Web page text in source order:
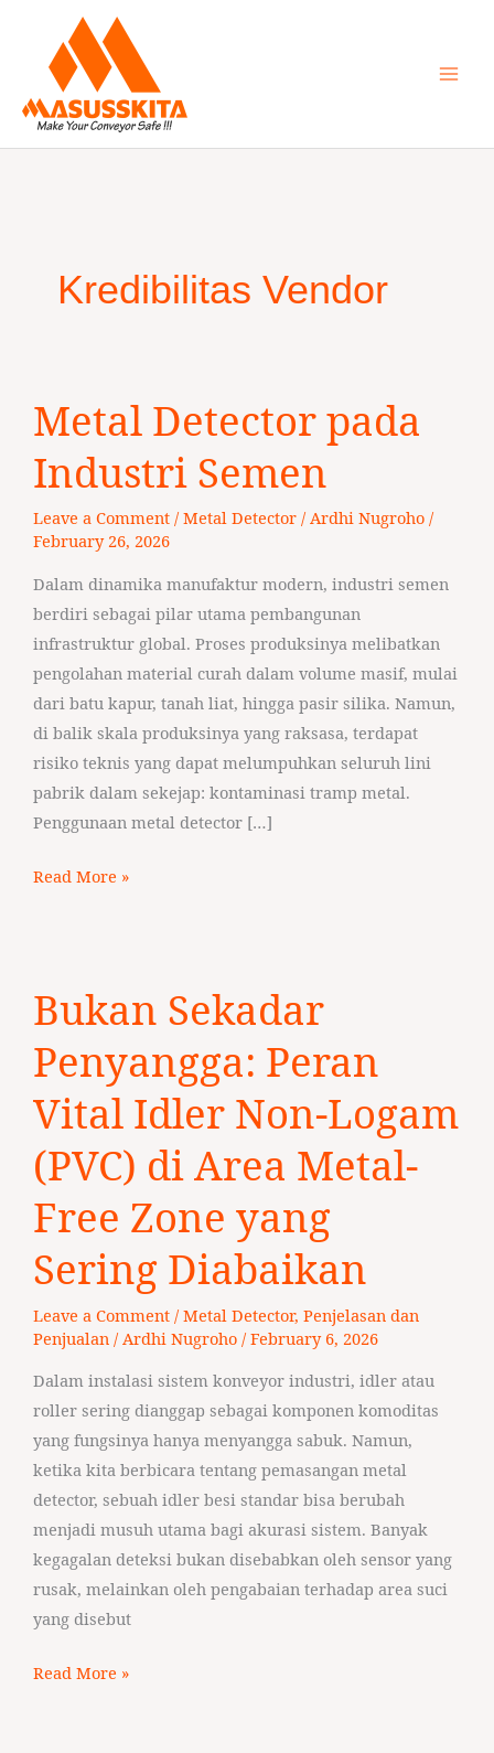
content
Kredibilitas Vendor
Metal Detector pada
Industri Semen
Leave a Comment / Metal Detector/ Ardhi Nugroho /
February 26, 2026
Dalam dinamika manufaktur modern, industri semen
berdiri sebagai pilar utama pembangunan
infrastruktur global. Proses produksinya melibatkan
pengolahan material curah dalam volume masif, mulai
dari batu kapur, tanah liat, hingga pasir silika. Namun,
di balik skala produksinya yang raksasa, terdapat
risiko teknis yang dapat melumpuhkan seluruh lini
pabrik dalam sekejap: kontaminasi tramp metal.
Penggunaan metal detector […]
Detector
Industri
Read More »
Bukan Sekadar
Penyangga: Peran
Vital Idler Non-Logam
(PVC) di Area Metal-
Free Zone yang
Sering Diabaikan
Leave a Comment / Metal Detector, Penjelasan dan
Penjualan / Ardhi Nugroho / February 6, 2026
Dalam instalasi sistem konveyor industri, idler atau
roller sering dianggap sebagai komponen komoditas
yang fungsinya hanya menyangga sabuk. Namun,
ketika kita berbicara tentang pemasangan metal
detector, sebuah idler besi standar bisa berubah
menjadi musuh utama bagi akurasi sistem. Banyak
kegagalan deteksi bukan disebabkan oleh sensor yang
rusak, melainkan oleh pengabaian terhadap area suci
yang disebut
Sekadar
Peran
Vital
Idler
Non-
Logam
(PVC)
Area
Free
yang
Sering
Diabaikan
Read More »